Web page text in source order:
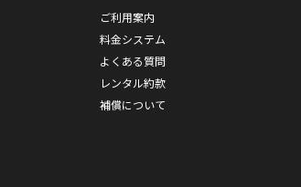
ご利用案内
料金システム
よくある質問
レンタル約款
補償について